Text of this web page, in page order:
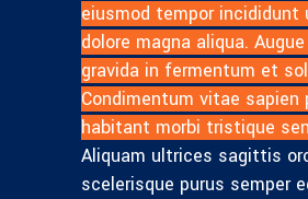
eiusmod tempor incididunt
dolore magna aliqua.
gravida in fermentum et
Condimentum vitae sapien
habitant morbi tristique
Aliquam ultrices sagittis
scelerisque purus semper